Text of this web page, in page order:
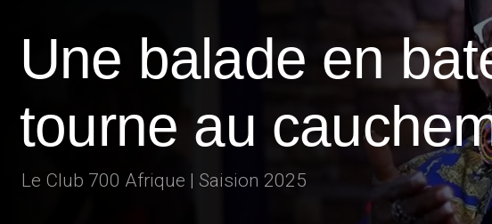
Une balade en
tourne au
Le Club 700 Afrique | Saision 2025